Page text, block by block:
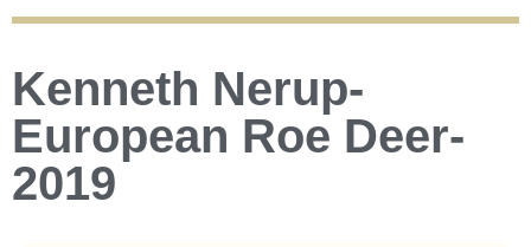
Kenneth Nerup-
European Roe Deer-
2019